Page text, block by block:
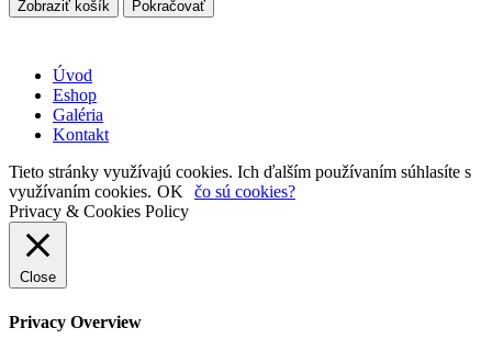
Zobraziť košík Pokračovať
Úvod
Eshop
Galéria
Kontakt
Tieto stránky využívajú cookies. Ich ďalším používaním súhlasíte s
využívaním cookies. OK čo sú cookies?
Privacy & Cookies Policy
Close
Privacy Overview